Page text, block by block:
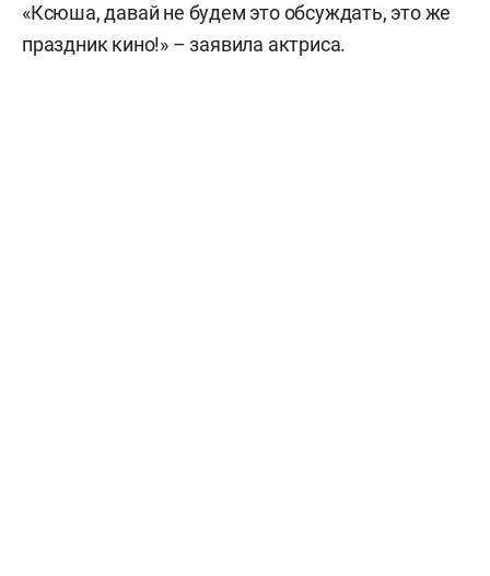
«Ксюша, давай не будем это обсуждать, это же
праздник кино!» – заявила актриса.